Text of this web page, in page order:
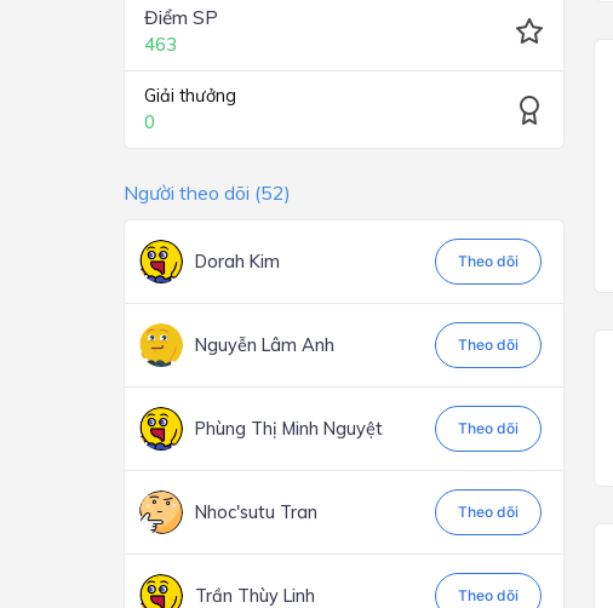
Điểm SP
463
Giải thưởng
0
Người theo dõi (52)
Dorah Kim Theo dõi
Nguyễn Lâm Anh Theo dõi
Phùng Thị Minh Nguyệt Theo dõi
Nhoc'sutu Tran Theo dõi
Trần Thùy Linh Theo dõi